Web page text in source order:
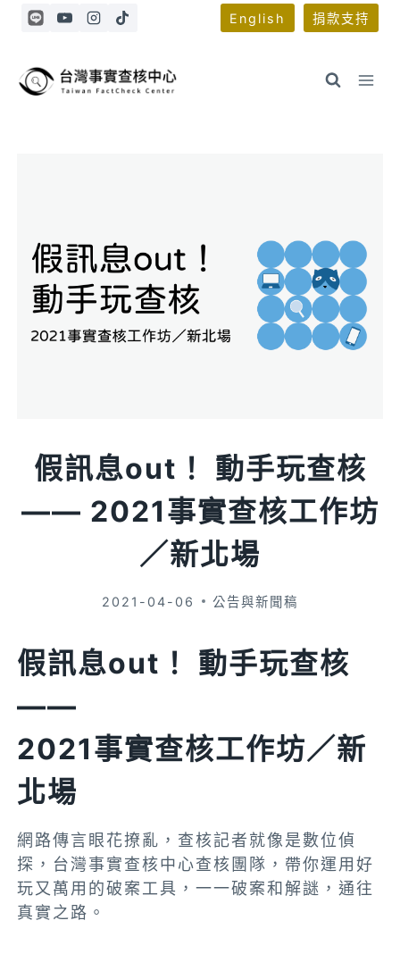
Skip
English 捐款支持
假訊息out！ 動手玩查核
—— 2021事實查核工作坊
／新北場
2021-04-06 公告與新聞稿
假訊息out！ 動手玩查核
——
2021事實查核工作坊／新
北場
網路傳言眼花撩亂，查核記者就像是數位偵
探，台灣事實查核中心查核團隊，帶你運用好
玩又萬用的破案工具，一一破案和解謎，通往
真實之路。